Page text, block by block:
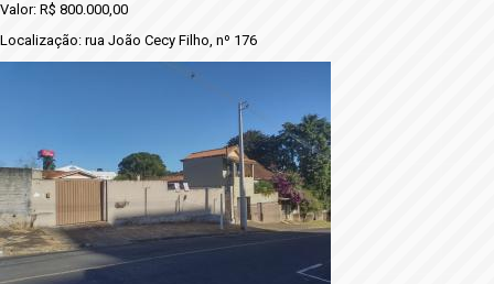
Valor: R$ 800.000,00
Localização: rua João Cecy Filho, nº 176